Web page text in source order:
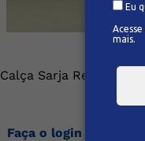
Eu
Acesse
mais.
Calça Sarja Reta
Faça o login ou